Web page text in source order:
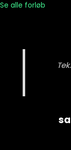
Se alle forløb